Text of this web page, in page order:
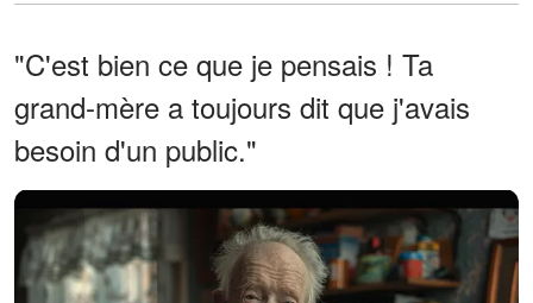
"C'est bien ce que je pensais ! Ta
grand-mère a toujours dit que j'avais
besoin d'un public."